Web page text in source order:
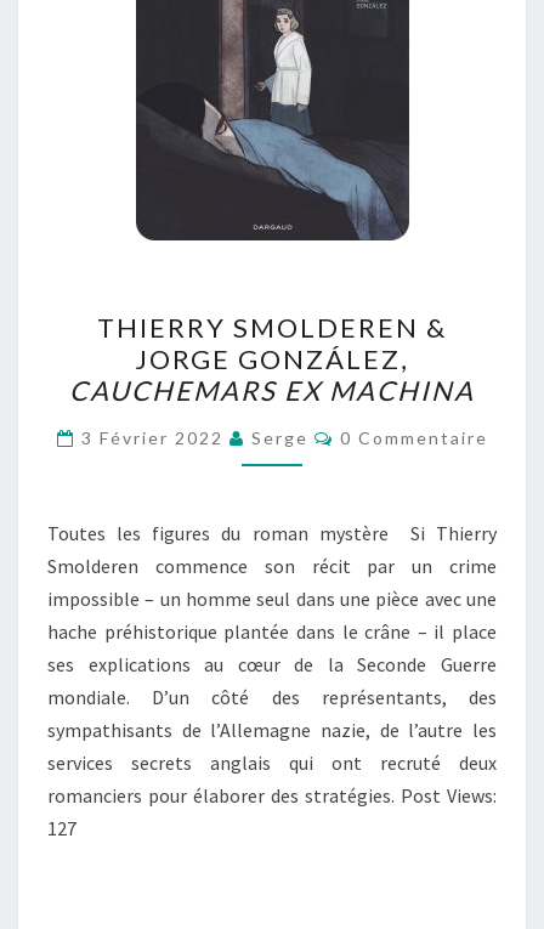
SMOLDEREN
&
JORGE
GONZÁLEZ,
CAUCHEMARS
MACHINA
THIERRY SMOLDEREN &
JORGE GONZÁLEZ,
CAUCHEMARS EX MACHINA
3 Février 2022 Serge Commentaires
0 Commentaire
Toutes les figures du roman mystère Si Thierry
Smolderen commence son récit par un crime
impossible – un homme seul dans une pièce avec une
hache préhistorique plantée dans le crâne – il place
ses explications au cœur de la Seconde Guerre
mondiale. D’un côté des représentants, des
sympathisants de l’Allemagne nazie, de l’autre les
services secrets anglais qui ont recruté deux
romanciers pour élaborer des stratégies. Post Views:
127